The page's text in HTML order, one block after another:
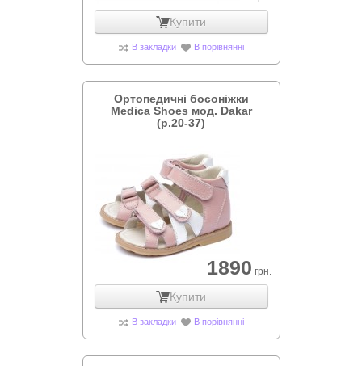
Купити
В закладки В порівнянні
Ортопедичні босоніжки
Medica Shoes мод. Dakar
(р.20-37)
1890 грн.
Купити
В закладки В порівнянні